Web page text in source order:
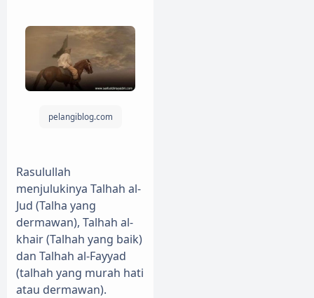
pelangiblog.com
Rasulullah
menjulukinya Talhah al-
Jud (Talha yang
dermawan), Talhah al-
khair (Talhah yang baik)
dan Talhah al-Fayyad
(talhah yang murah hati
atau dermawan).